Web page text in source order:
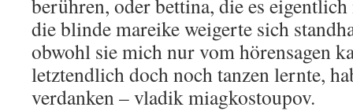
berühren, oder bettina, die es
die blinde mareike weigerte sich
obwohl sie mich nur vom hörensagen
letztendlich doch noch tanzen lernte,
verdanken – vladik miagkostoupov.